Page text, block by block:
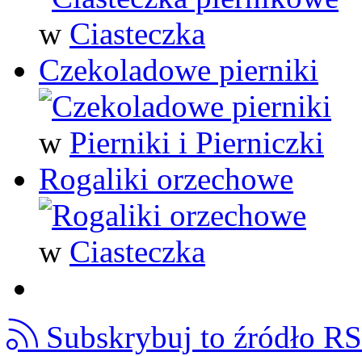
w Ciasteczka
Czekoladowe pierniki
w Pierniki i Pierniczki
Rogaliki orzechowe
w Ciasteczka
Subskrybuj to źródło